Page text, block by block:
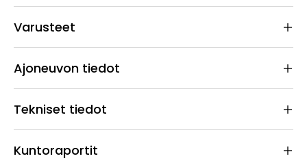
Varusteet
Ajoneuvon tiedot
Tekniset tiedot
Kuntoraportit